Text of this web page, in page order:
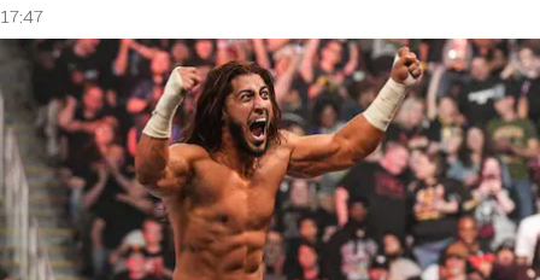
17:47